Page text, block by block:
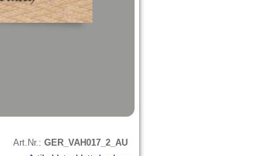
Art.Nr.: GER_VAH017_2_AU